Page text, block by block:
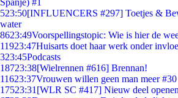
Spanje) #1
523:50[INFLUENCERS #297] Toetjes &
water
8623:49Voorspellingstopic: Wie is hier de
11923:47Huisarts doet haar werk onder
323:45Podcasts
18723:38[Wielrennen #616] Brennan!
11623:37Vrouwen willen geen man meer #30
17523:31 [WLR SC #417] Nieuw deel